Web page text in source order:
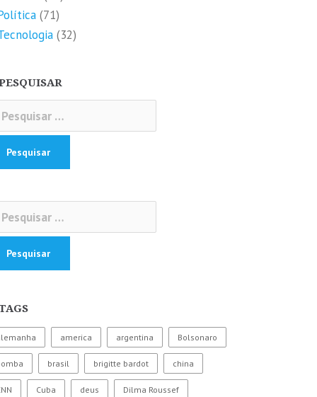
(71)
(32)
america argentina Bolsonaro
brasil brigitte bardot china
Cuba deus Dilma Roussef